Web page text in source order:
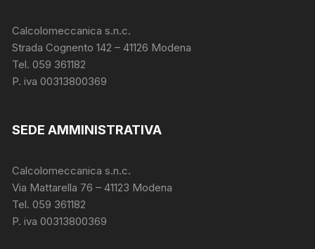
Calcolomeccanica s.n.c.
Strada Cognento 142 – 41126 Modena
Tel. 059 361182
P. iva 00313800369
SEDE AMMINISTRATIVA
Calcolomeccanica s.n.c.
Via Mattarella 76 – 41123 Modena
Tel. 059 361182
P. iva 00313800369